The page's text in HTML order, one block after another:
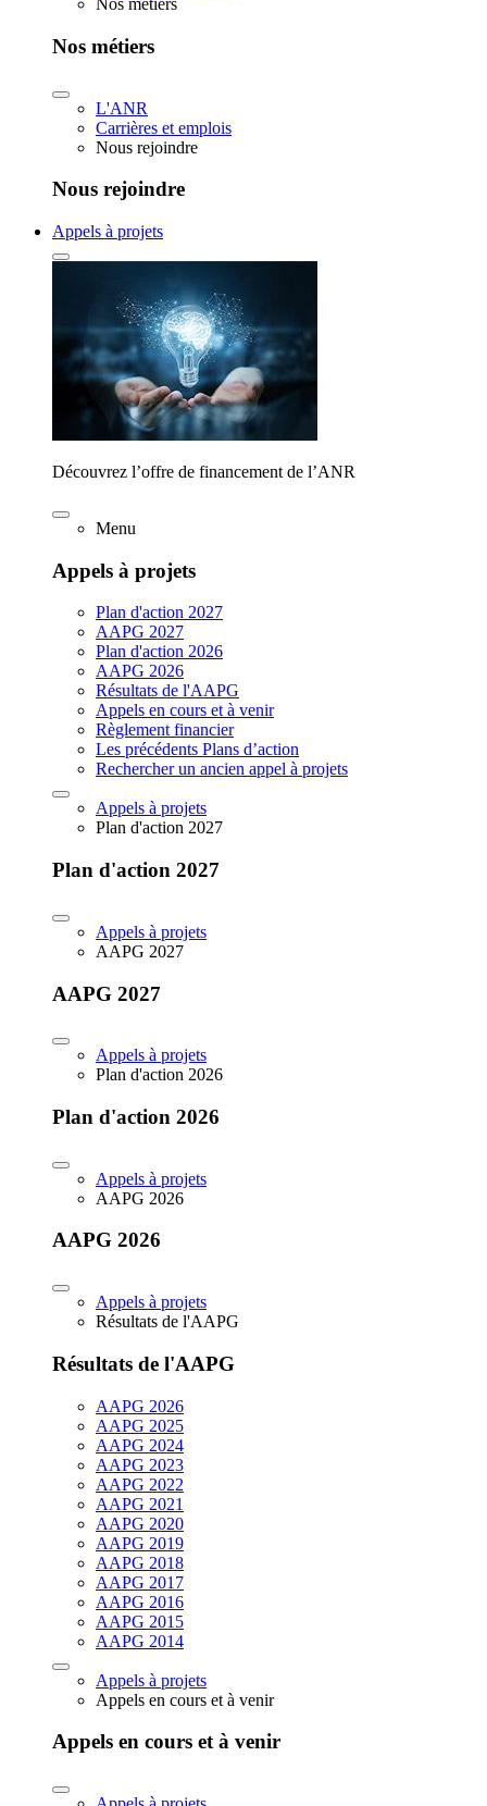
Nos métiers
Nos métiers
L'ANR
Carrières et emplois
Nous rejoindre
Nous rejoindre
Appels à projets
Découvrez l’offre de financement de l’ANR
Menu
Appels à projets
Plan d'action 2027
AAPG 2027
Plan d'action 2026
AAPG 2026
Résultats de l'AAPG
Appels en cours et à venir
Règlement financier
Les précédents Plans d’action
Rechercher un ancien appel à projets
Appels à projets
Plan d'action 2027
Plan d'action 2027
Appels à projets
AAPG 2027
AAPG 2027
Appels à projets
Plan d'action 2026
Plan d'action 2026
Appels à projets
AAPG 2026
AAPG 2026
Appels à projets
Résultats de l'AAPG
Résultats de l'AAPG
AAPG 2026
AAPG 2025
AAPG 2024
AAPG 2023
AAPG 2022
AAPG 2021
AAPG 2020
AAPG 2019
AAPG 2018
AAPG 2017
AAPG 2016
AAPG 2015
AAPG 2014
Appels à projets
Appels en cours et à venir
Appels en cours et à venir